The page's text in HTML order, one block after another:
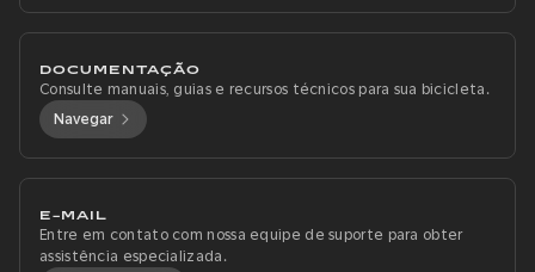
DOCUMENTAÇÃO
Consulte manuais, guias e recursos técnicos para sua bicicleta.
Navegar
E-MAIL
Entre em contato com nossa equipe de suporte para obter
assistência especializada.